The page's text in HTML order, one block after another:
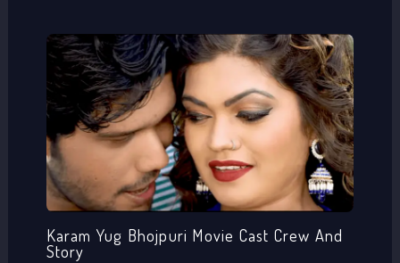
Karam Yug Bhojpuri Movie Cast Crew And
Story